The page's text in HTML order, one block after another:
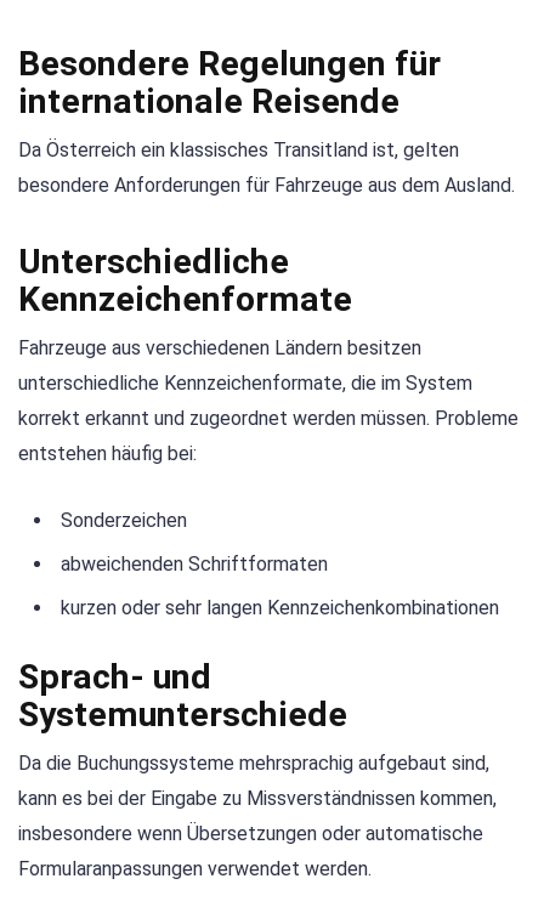
Besondere Regelungen für
internationale Reisende
Da Österreich ein klassisches Transitland ist, gelten
besondere Anforderungen für Fahrzeuge aus dem Ausland.
Unterschiedliche
Kennzeichenformate
Fahrzeuge aus verschiedenen Ländern besitzen
unterschiedliche Kennzeichenformate, die im System
korrekt erkannt und zugeordnet werden müssen. Probleme
entstehen häufig bei:
Sonderzeichen
abweichenden Schriftformaten
kurzen oder sehr langen Kennzeichenkombinationen
Sprach- und
Systemunterschiede
Da die Buchungssysteme mehrsprachig aufgebaut sind,
kann es bei der Eingabe zu Missverständnissen kommen,
insbesondere wenn Übersetzungen oder automatische
Formularanpassungen verwendet werden.